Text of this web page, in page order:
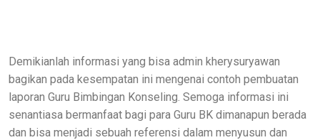
Demikianlah informasi yang bisa admin kherysuryawan
bagikan pada kesempatan ini mengenai contoh pembuatan
laporan Guru Bimbingan Konseling. Semoga informasi ini
senantiasa bermanfaat bagi para Guru BK dimanapun berada
dan bisa menjadi sebuah referensi dalam menyusun dan